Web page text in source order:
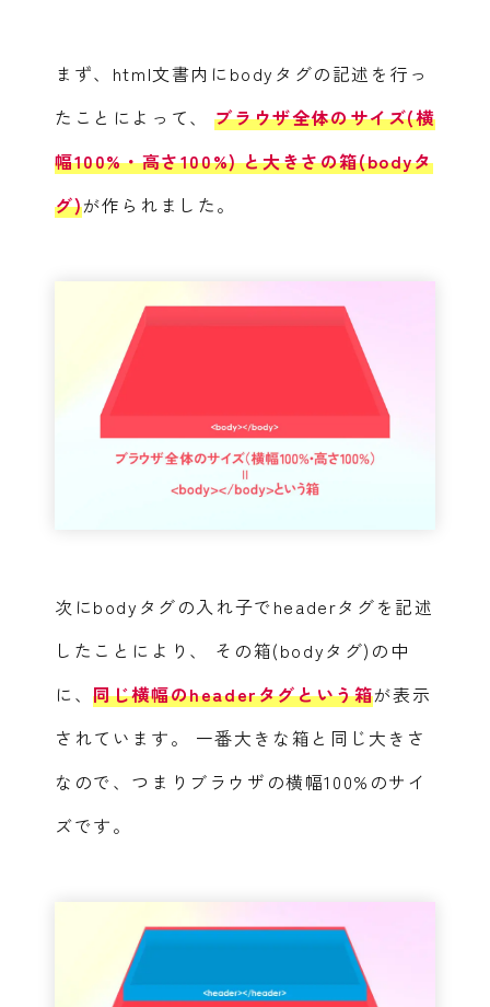
まず、html文書内にbodyタグの記述を行っ
たことによって、
ブラウザ全体のサイズ(横
幅100%・高さ100%) と大きさの箱(bodyタ
グ)が作られました。
次にbodyタグの入れ子でheaderタグを記述
したことにより、
その箱(bodyタグ)の中
に、同じ横幅のheaderタグという箱が表示
されています。
一番大きな箱と同じ大きさ
なので、つまりブラウザの横幅100%のサイ
ズです。